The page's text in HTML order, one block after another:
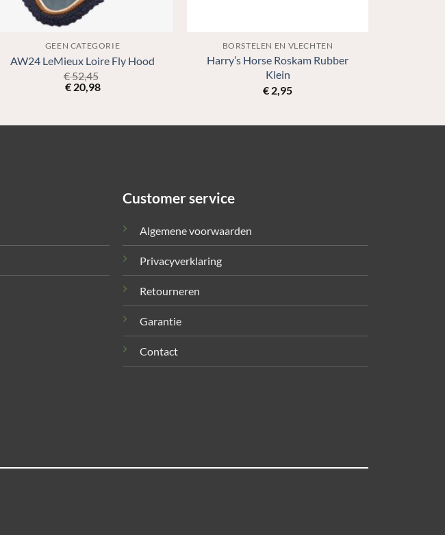
GEEN CATEGORIE
AW24 LeMieux Loire Fly Hood
€52,45
€20,98
BORSTELEN EN VLECHTEN
Harry’s Horse Roskam Rubber
Klein
€ 2,95
Customer service
Algemene voorwaarden
Privacyverklaring
Retourneren
Garantie
Contact